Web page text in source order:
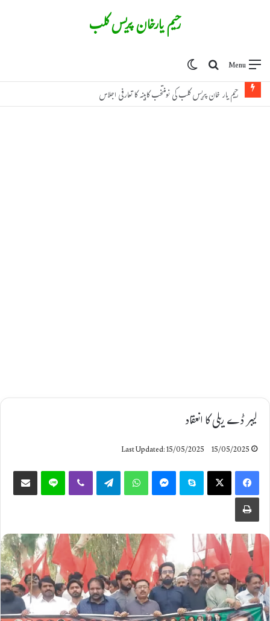
رحیم یارخان پریس کلب
Menu
Search for
رحیم یار خان پریس کلب کی نومنتخب کابینہ کا تعارفی اجلاس
لیبر ڈے ریلی کا انعقاد
15/05/2025
Last Updated: 15/05/2025
Facebook
X
Skype
WhatsApp
Telegram
Line